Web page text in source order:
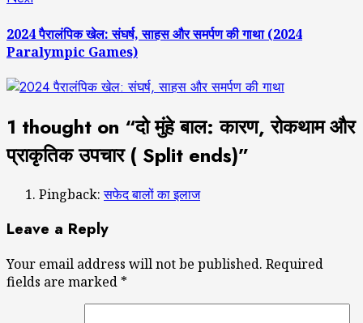
2024 पैरालंपिक खेल: संघर्ष, साहस और समर्पण की गाथा (2024
Paralympic Games)
1 thought on “दो मुंहे बाल: कारण, रोकथाम और
प्राकृतिक उपचार ( Split ends)”
Pingback:सफेद बालों का इलाज
Leave a Reply
Your email address will not be published. Required
fields are marked *